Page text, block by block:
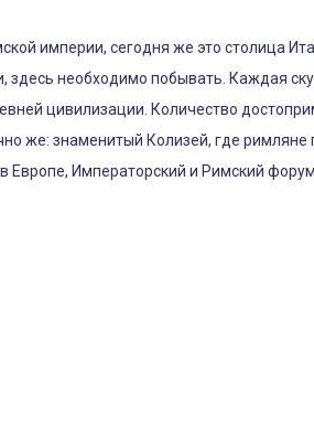
империи, сегодня же это столица
необходимо побывать. Каждая
цивилизации. Количество
же: знаменитый Колизей, где
Европе, Императорский и Римский